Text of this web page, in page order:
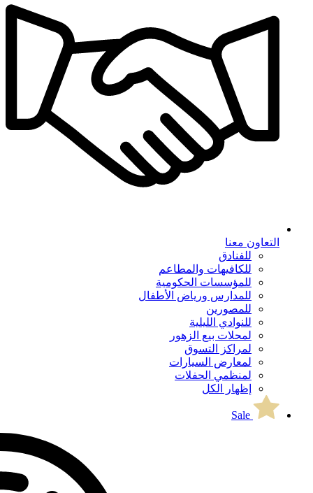
التعاون معنا
للفنادق
للكافيهات والمطاعم
للمؤسسات الحكومية
للمدارس ورياض الأطفال
للمصورين
للنوادي الليلية
لمحلات بيع الزهور
لمراكز التسوق
لمعارض السيارات
لمنظمي الحفلات
إظهار الكل